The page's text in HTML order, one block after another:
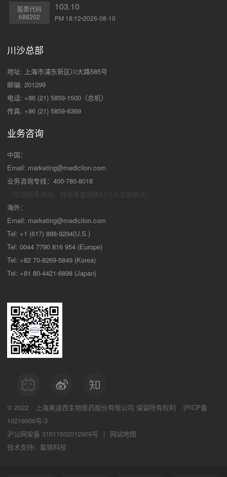
股票代码
688202
103.10
PM 18:12•2026-08-10
川沙总部
地址: 上海市浦东新区川大路585号
邮编: 201299
电话: +86 (21) 5859-1500（总机）
传真: +86 (21) 5859-6369
业务咨询
中国：
Email: marketing@medicilon.com
业务咨询专线：400-780-8018
海外：
Email: marketing@medicilon.com
Tel: +1 (617) 888-9294(U.S.)
Tel: 0044 7790 816 954 (Europe)
Tel: +82 70-8269-5849 (Korea)
Tel: +81 80-4421-6898 (Japan)
© 2022 上海美迪西生物医药股份有限公司 保留所有权利
沪ICP备
10216606号-3
沪公网安备 31011502012909号
|
网站地图
技术支持：集锦科技